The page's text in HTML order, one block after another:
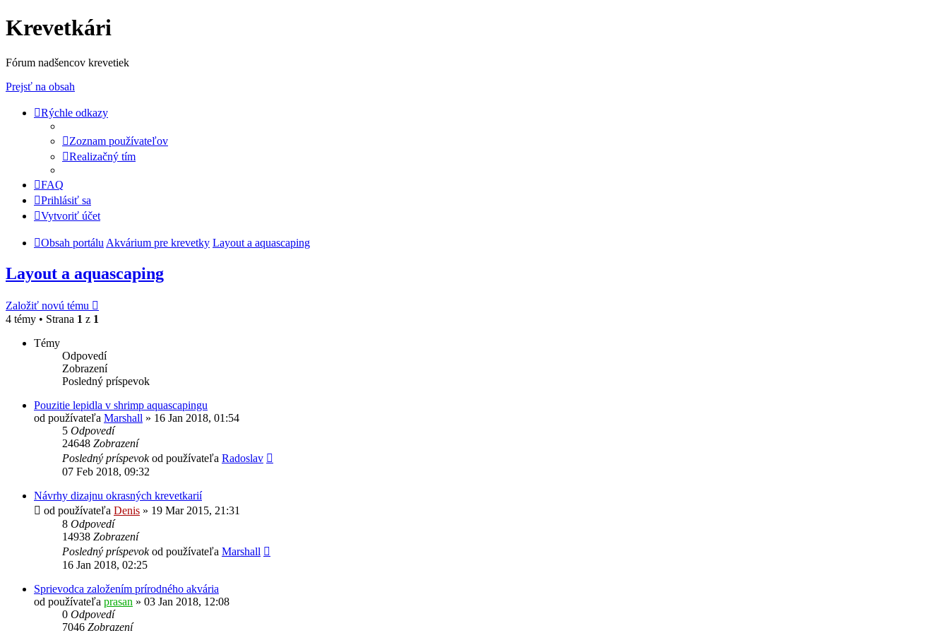
Krevetkári
Fórum nadšencov krevetiek
Prejsť na obsah
Rýchle odkazy
Zoznam používateľov
Realizačný tím
FAQ
Prihlásiť sa
Vytvoriť účet
Obsah portálu Akvárium pre krevetky Layout a aquascaping
Layout a aquascaping
Založiť novú tému
4 témy • Strana 1 z 1
Témy
Odpovedí
Zobrazení
Posledný príspevok
Pouzitie lepidla v shrimp aquascapingu
od používateľa Marshall » 16 Jan 2018, 01:54
5 Odpovedí
24648 Zobrazení
Posledný príspevokod používateľa Radoslav
07 Feb 2018, 09:32
Návrhy dizajnu okrasných krevetkarií
od používateľa Denis » 19 Mar 2015, 21:31
8 Odpovedí
14938 Zobrazení
Posledný príspevokod používateľa Marshall
16 Jan 2018, 02:25
Sprievodca založením prírodného akvária
od používateľa prasan » 03 Jan 2018, 12:08
0 Odpovedí
7046 Zobrazení